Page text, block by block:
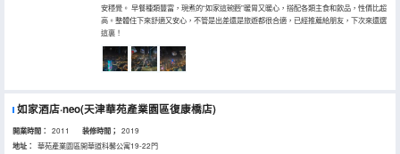
安穩覺。 早餐種類豐富，現煮的“如家這碗麪”暖胃又暖心，搭配各類主食和飲品，性價比超
高。整體住下來舒適又安心，不管是出差還是旅遊都很合適，已經推薦給朋友，下次來還選
這裏！
如家酒店·neo(天津華苑產業園區復康橋店)
開業時間： 2011 装修時間； 2019
地址：
華苑產業園區開華道科馨公寓19-22門